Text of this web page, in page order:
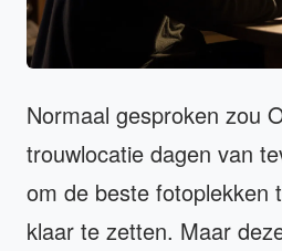
Normaal gesproken zou
trouwlocatie dagen van
om de beste fotoplekken
klaar te zetten. Maar